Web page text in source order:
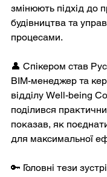
змінюють підхід до
будівництва та
процесами.
👤 Спікером став
BIM-менеджер та
відділу Well-being
поділився
показав, як
для максимальної
🔑 Головні тези